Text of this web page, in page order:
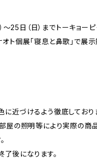
25日（日）までトーキョー
ト個展「寝息と鼻歌」で展
近づけるよう徹底しており
屋の照明等により実際の商
後になります。